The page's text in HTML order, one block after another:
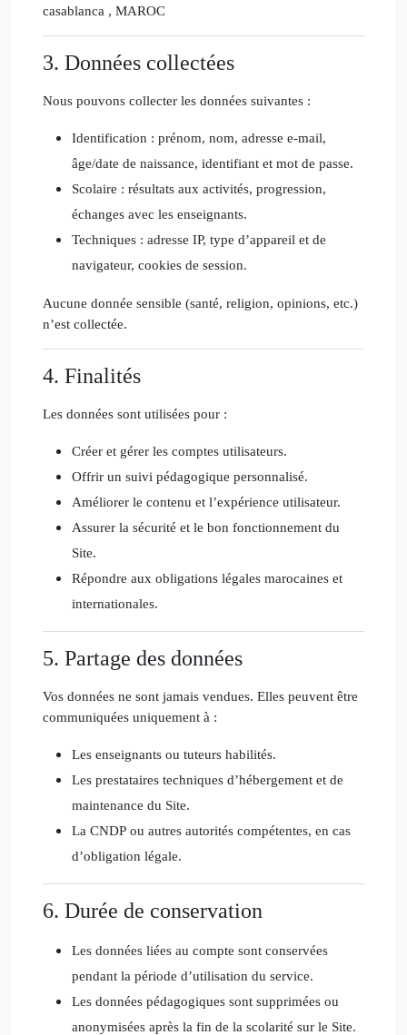
casablanca , MAROC
3. Données collectées
Nous pouvons collecter les données suivantes :
Identification : prénom, nom, adresse e-mail,
âge/date de naissance, identifiant et mot de passe.
Scolaire : résultats aux activités, progression,
échanges avec les enseignants.
Techniques : adresse IP, type d’appareil et de
navigateur, cookies de session.
Aucune donnée sensible (santé, religion, opinions, etc.)
n’est collectée.
4. Finalités
Les données sont utilisées pour :
Créer et gérer les comptes utilisateurs.
Offrir un suivi pédagogique personnalisé.
Améliorer le contenu et l’expérience utilisateur.
Assurer la sécurité et le bon fonctionnement du
Site.
Répondre aux obligations légales marocaines et
internationales.
5. Partage des données
Vos données ne sont jamais vendues. Elles peuvent être
communiquées uniquement à :
Les enseignants ou tuteurs habilités.
Les prestataires techniques d’hébergement et de
maintenance du Site.
La CNDP ou autres autorités compétentes, en cas
d’obligation légale.
6. Durée de conservation
Les données liées au compte sont conservées
pendant la période d’utilisation du service.
Les données pédagogiques sont supprimées ou
anonymisées après la fin de la scolarité sur le Site.